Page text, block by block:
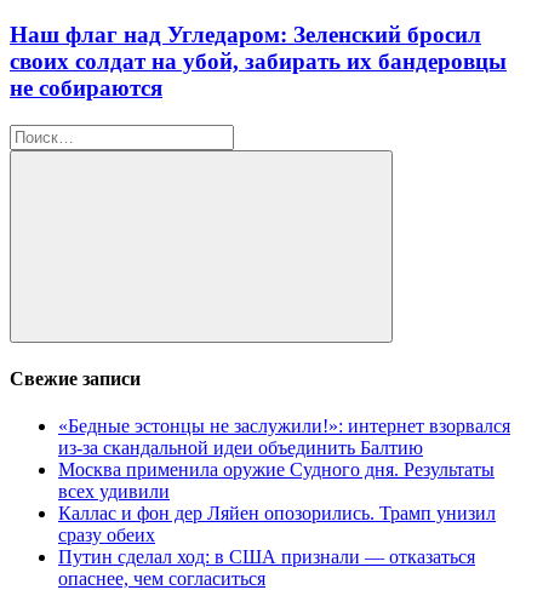
Наш флаг над Угледаром: Зеленский бросил
своих солдат на убой, забирать их бандеровцы
не собираются
Найти:
Поиск
Свежие записи
«Бедные эстонцы не заслужили!»: интернет взорвался
из-за скандальной идеи объединить Балтию
Москва применила оружие Судного дня. Результаты
всех удивили
Каллас и фон дер Ляйен опозорились. Трамп унизил
сразу обеих
Путин сделал ход: в США признали — отказаться
опаснее, чем согласиться